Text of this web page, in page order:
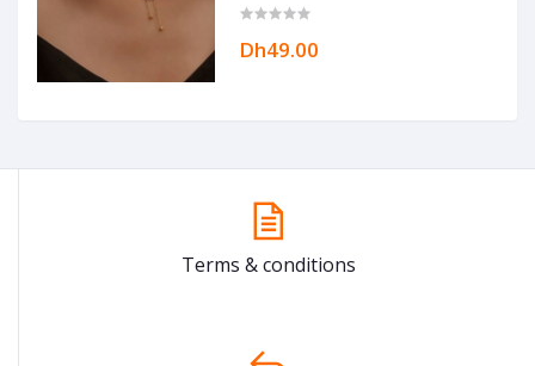
Dh49.00
Terms & conditions